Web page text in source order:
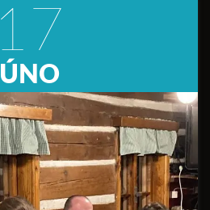
17
ÚNO